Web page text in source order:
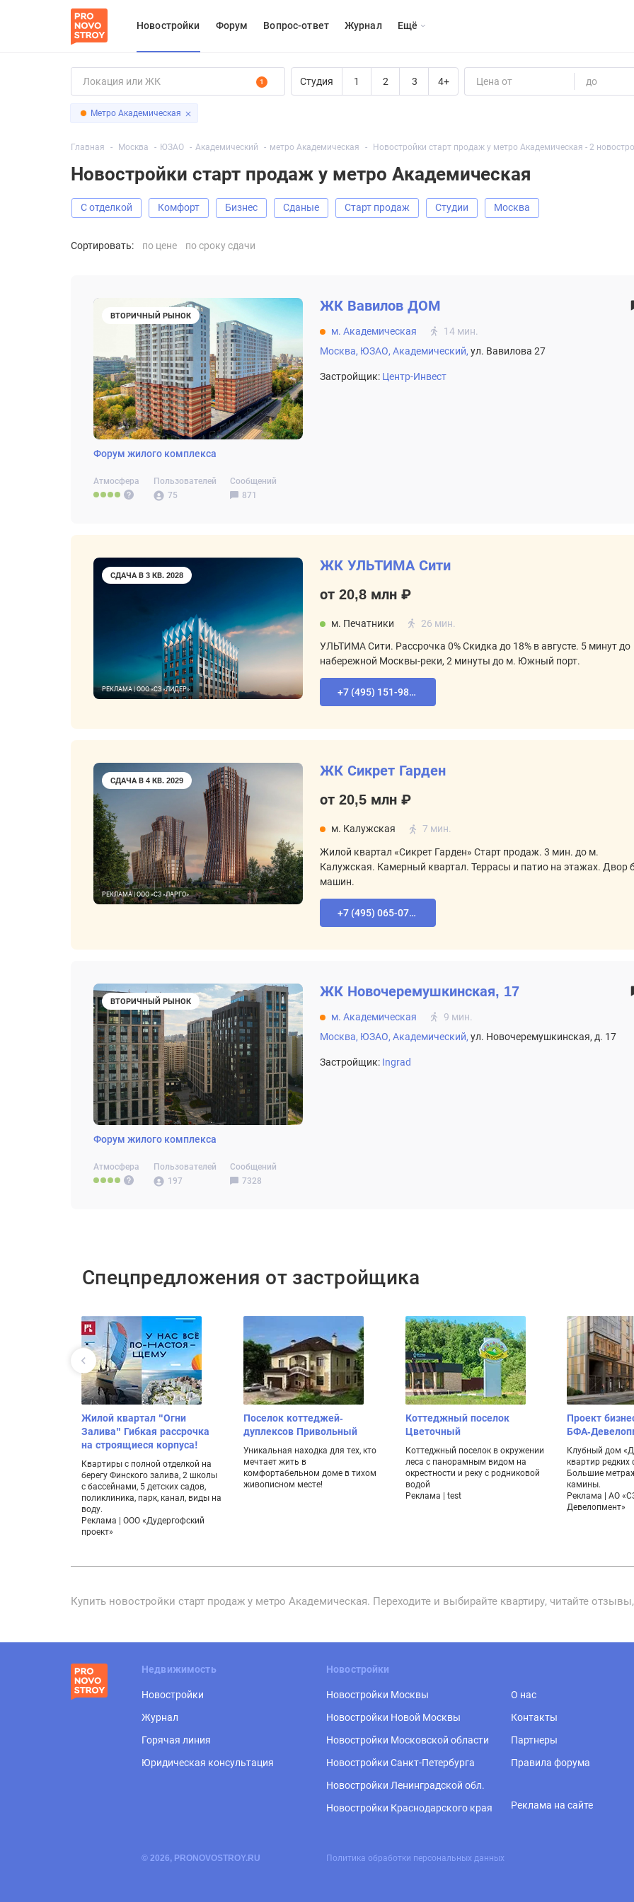
Новостройки Форум Вопрос-ответ Журнал Eщё
1 Студия 1 2 3 4+ Цена от до
Метро Академическая
Главная Москва ЮЗАО Академический метро Академическая Новостройки старт продаж у метро Академическая - 2
Новостройки старт продаж у метро Академическая
С отделкой Комфорт Бизнес Сданые старт продаж Студии Москва
Сортировать: по цене по сроку сдачи
ВТОРИЧНЫЙ РЫНОК
Форум жилого комплекса
Атмосфера
Пользователей
75
Сообщений
871
ЖК Вавилов ДОМ
м. Академическая
14 мин.
Москва, ЮЗАО, Академический, ул. Вавилова 27
Застройщик: Центр-Инвест
СДАЧА В 3 КВ. 2028
РЕКЛАМА | ООО «СЗ «ЛИДЕР»
ЖК УЛЬТИМА Сити
от 20,8 млн ₽
м. Печатники 26 мин.
УЛЬТИМА Сити. Рассрочка 0% Скидка до 18% в августе. 5 минут до
набережной Москвы-реки, 2 минуты до м. Южный порт.
+7 (495) 151-98-94
СДАЧА В 4 КВ. 2029
РЕКЛАМА | ООО «СЗ «ЛАРГО»
ЖК Сикрет Гарден
от 20,5 млн ₽
м. Калужская 7 мин.
Жилой квартал «Сикрет Гарден» Старт продаж. 3 мин. до м.
Калужская. Камерный квартал. Террасы и патио на этажах. Двор
машин.
+7 (495) 065-07-55
ВТОРИЧНЫЙ РЫНОК
Форум жилого комплекса
Атмосфера
Пользователей
197
Сообщений
7328
ЖК Новочеремушкинская, 17
м. Академическая
9 мин.
Москва, ЮЗАО, Академический, ул. Новочеремушкинская, д. 17
Застройщик: Ingrad
Спецпредложения от застройщика
Жилой квартал "Огни
Залива" Гибкая рассрочка
на строящиеся корпуса!
Квартиры с полной отделкой на
берегу Финского залива, 2 школы
с бассейнами, 5 детских садов,
поликлиника, парк, канал, виды на
воду.
Реклама | ООО «Дудергофский
проект»
Поселок коттеджей-
дуплексов Привольный
Уникальная находка для тех, кто
мечтает жить в
комфортабельном доме в тихом
живописном месте!
Коттеджный поселок
Цветочный
Коттеджный поселок в окружении
леса с панорамным видом на
окрестности и реку с родниковой
водой
Реклама | test
Проект
БФА-
Клубный дом
квартир
Большие
камины.
Реклама | АО
Девелопмент»
Купить новостройки старт продаж у метро Академическая. Переходите и выбирайте квартиру, читайте
Недвижимость
Новостройки
Журнал
Горячая линия
Юридическая консультация
Новостройки
Новостройки Москвы
Новостройки Новой Москвы
Новостройки Московской области
Новостройки Санкт-Петербурга
Новостройки Ленинградской обл.
Новостройки Краснодарского края
О нас
Контакты
Партнеры
Правила форума
Реклама на сайте
© 2026, PRONOVOSTROY.RU Политика обработки персональных данных